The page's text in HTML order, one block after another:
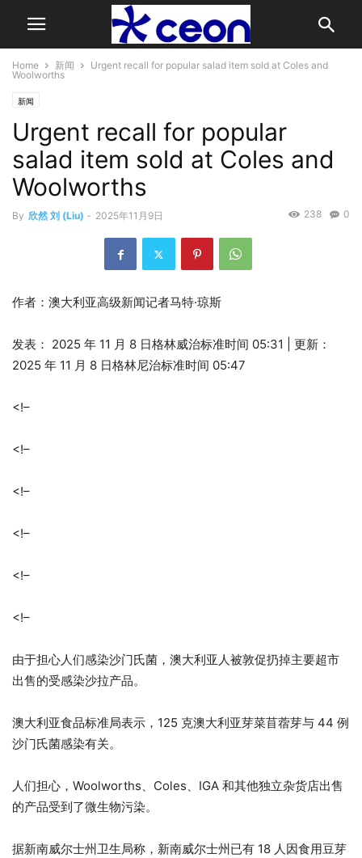
Home 新闻
Urgent recall for popular salad item sold at Coles and
Woolworths
新闻
Urgent recall for popular
salad item sold at Coles and
Woolworths
By 欣然 刘 (Liu) - 2025年11月9日 0
238
作者：澳大利亚高级新闻记者马特·琼斯
发表： 2025 年 11 月 8 日格林威治标准时间 05:31
更新：
2025 年 11 月 8 日格林尼治标准时间 05:47
<!–
<!–
<!–
<!–
<!–
<!–
由于担心人们感染沙门氏菌，澳大利亚人被敦促扔掉主要超市
出售的受感染沙拉产品。
澳大利亚食品标准局表示，125 克澳大利亚芽菜苜蓿芽与 44 例
沙门氏菌感染有关。
人们担心，Woolworths、Coles、IGA 和其他独立杂货店出售
的产品受到了微生物污染。
据新南威尔士州卫生局称，新南威尔士州已有 18 人因食用豆芽